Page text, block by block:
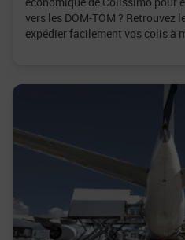
vers les DOM-TOM ? Retrouvez
expédier facilement vos colis à